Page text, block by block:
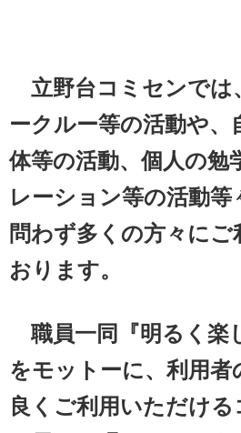
立野台コミセンでは
ークルー等の活動や、
体等の活動、個人の勉
レーション等の活動等
問わず多くの方々にご
おります。
職員一同『明るく楽
をモットーに、利用者
良くご利用いただけ